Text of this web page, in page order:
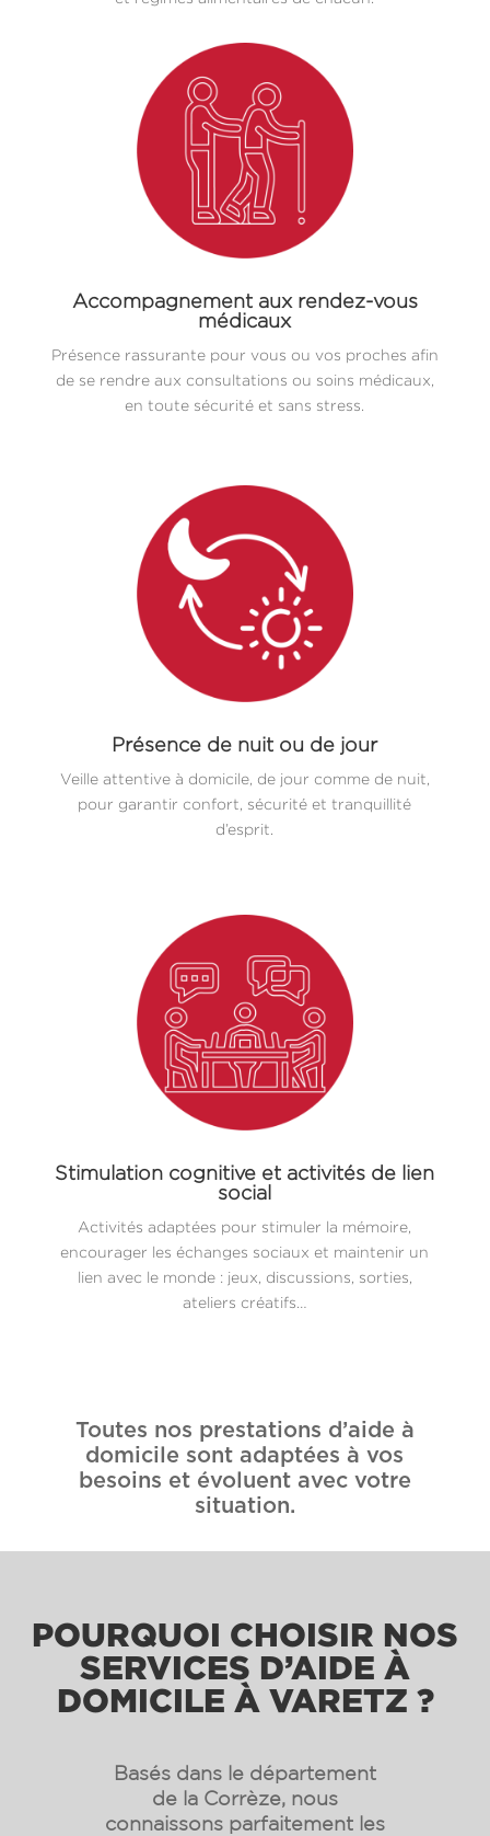
Accompagnement aux rendez-vous
médicaux
Présence rassurante pour vous ou vos proches afin
de se rendre aux consultations ou soins médicaux,
en toute sécurité et sans stress.
Présence de nuit ou de jour
Veille attentive à domicile, de jour comme de nuit,
pour garantir confort, sécurité et tranquillité
d’esprit.
Stimulation cognitive et activités de lien
social
Activités adaptées pour stimuler la mémoire,
encourager les échanges sociaux et maintenir un
lien avec le monde : jeux, discussions, sorties,
ateliers créatifs…
Toutes nos prestations d’aide à
domicile sont adaptées à vos
besoins et évoluent avec votre
situation.
POURQUOI CHOISIR NOS
SERVICES D’AIDE À
DOMICILE À VARETZ ?
Basés dans le département
de la Corrèze, nous
connaissons parfaitement les